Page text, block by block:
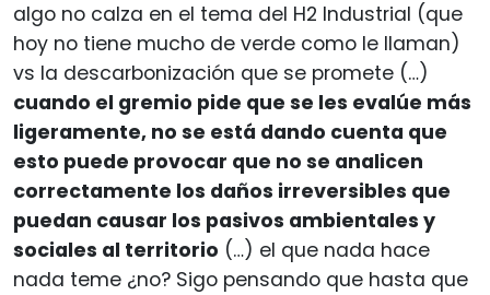
algo no calza en el tema del H2 Industrial (que
hoy no tiene mucho de verde como le llaman)
vs la descarbonización que se promete (…)
cuando el gremio pide que se les evalúe más
ligeramente, no se está dando cuenta que
esto puede provocar que no se analicen
correctamente los daños irreversibles que
puedan causar los pasivos ambientales y
sociales al territorio (…) el que nada hace
nada teme ¿no? Sigo pensando que hasta que